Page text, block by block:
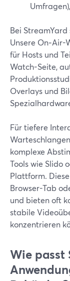
Bei
Unsere
für Hosts und
Watch-Seite,
Overlays und
Für tiefere
komplexe
Tools wie Slido
Plattform.
Browser-Tab
und bieten oft
stabile
konzentrieren
Wie passt